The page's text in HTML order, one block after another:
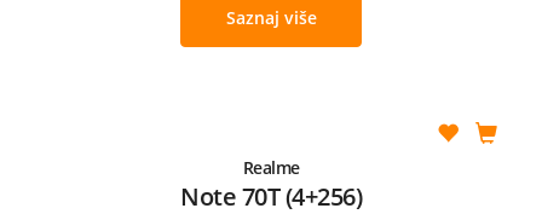
Saznaj više
Realme
Note 70T (4+256)